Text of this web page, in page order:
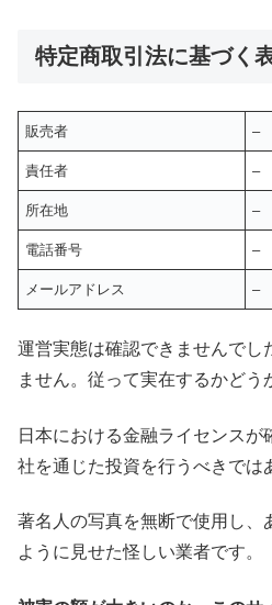
特定商取引法に基づく
販売者 –
責任者 –
所在地 –
電話番号 –
メールアドレス –
運営実態は確認できませんでし
ません。従って実在するかどう
日本における金融ライセンスが
社を通じた投資を行うべきでは
著名人の写真を無断で使用し、
ように見せた怪しい業者です。